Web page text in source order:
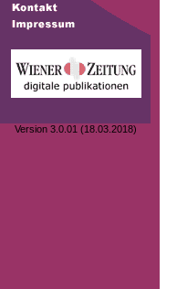
Version 3.0.01 (18.03.2018)